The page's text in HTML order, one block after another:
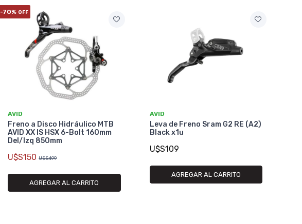
-70% OFF
AVID
Freno a Disco Hidráulico MTB
AVID XX IS HSX 6-Bolt 160mm
Del/Izq 850mm
U$S150 U$S499
AGREGAR AL CARRITO
AVID
Leva de Freno Sram G2 RE (A2)
Black x1u
U$S109
AGREGAR AL CARRITO